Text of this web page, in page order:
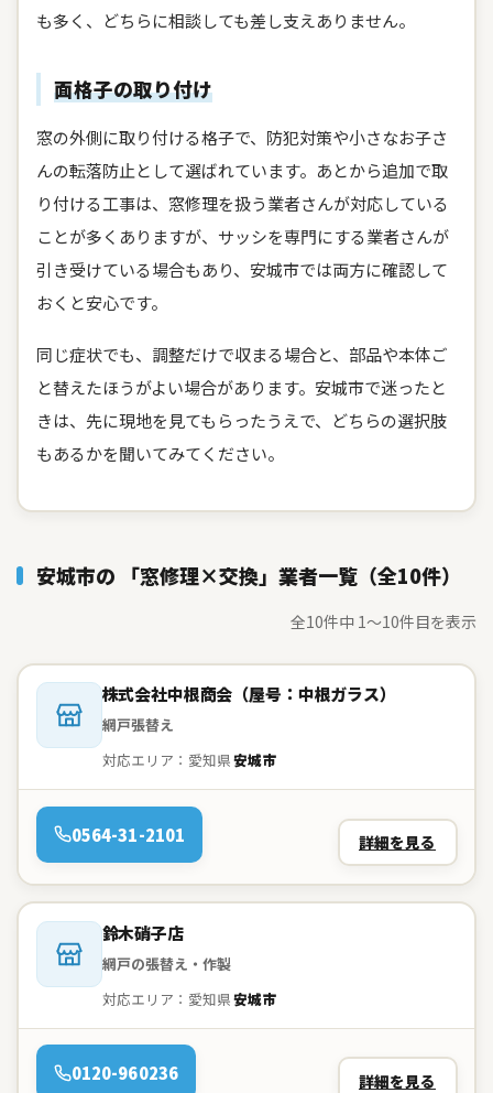
も多く、どちらに相談しても差し支えありません。
面格子の取り付け
窓の外側に取り付ける格子で、防犯対策や小さなお子さ
んの転落防止として選ばれています。あとから追加で取
り付ける工事は、窓修理を扱う業者さんが対応している
ことが多くありますが、サッシを専門にする業者さんが
引き受けている場合もあり、安城市では両方に確認して
おくと安心です。
同じ症状でも、調整だけで収まる場合と、部品や本体ご
と替えたほうがよい場合があります。安城市で迷ったと
きは、先に現地を見てもらったうえで、どちらの選択肢
もあるかを聞いてみてください。
安城市の 「窓修理×交換」業者一覧（全10件）
全10件中 1〜10件目を表示
会社名：
株式会社中根商会（屋号：中根ガラス）
網戸張替え
対応エリア：愛知県安城市
電話：
0564-31-2101 詳細を見る
会社名：
鈴木硝子店
網戸の張替え・作製
対応エリア：愛知県安城市
電話：
0120-960236 詳細を見る